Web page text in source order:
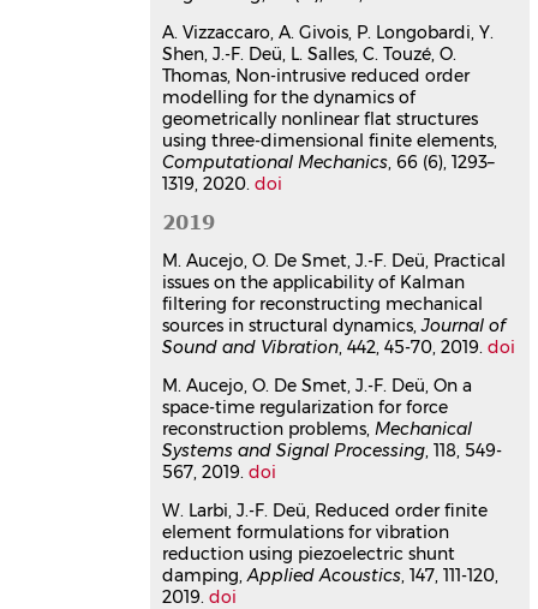
03200124v1
Numerical analyses of the sound
transmission at low frequencies
of a calibrated domestic wooden
window
Chaïma Soussi,Mathieu Aucejo,Walid
Larbi ,Jean-François Deü
Proceedings of the Institution of
of Mechanical Engineering Science,
2021, 235 (14), pp.2637-2650.
⟨10.1177/09544062211003621⟩
Article dans une revue hal-
Vibration damping of marine
lifting surfaces with resonant
piezoelectric shunts
Laetitia Pernod Boris Lossouarn
Deü
Journal of Sound and Vibration
496, pp.115921.
⟨10.1016/j.jsv.2020.115921⟩
A. Vizzaccaro, A. Givois, P. Longobardi, Y.
Shen, J.-F. Deü, L. Salles, C. Touzé, O.
Thomas, Non-intrusive reduced order
modelling for the dynamics of
geometrically nonlinear flat structures
using three-dimensional finite elements,
Computational Mechanics, 66 (6), 1293–
1319, 2020.doi
2019
M. Aucejo, O. De Smet, J.-F. Deü, Practical
issues on the applicability of Kalman
filtering for reconstructing mechanical
sources in structural dynamics,Journal of
Sound and Vibration, 442, 45-70, 2019.doi
M. Aucejo, O. De Smet, J.-F. Deü, On a
space-time regularization for force
reconstruction problems,Mechanical
Systems and Signal Processing, 118, 549-
567, 2019.doi
W. Larbi, J.-F. Deü, Reduced order finite
element formulations for vibration
reduction using piezoelectric shunt
damping,Applied Acoustics, 147, 111-120,
2019.doi